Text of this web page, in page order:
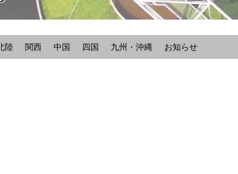
陸 関西 中国 四国 九州・沖縄 お知らせ